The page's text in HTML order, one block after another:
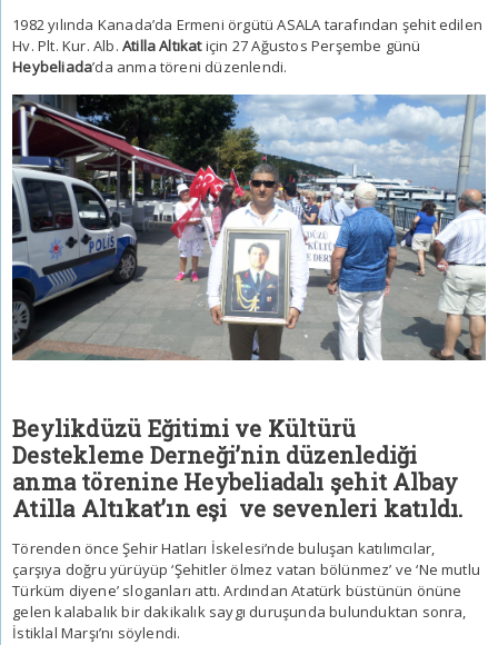
1982 yılında Kanada’da Ermeni örgütü ASALA tarafından şehit edilen
Hv. Plt. Kur. Alb. Atilla Altıkatiçin 27 Ağustos Perşembe günü
Heybeliada’da anma töreni düzenlendi.
Beylikdüzü Eğitimi ve Kültürü
Destekleme Derneği’nin düzenlediği
anma törenine Heybeliadalı şehit Albay
Atilla Altıkat’ın eşi ve sevenleri katıldı.
Törenden önce Şehir Hatları İskelesi’nde buluşan katılımcılar,
çarşıya doğru yürüyüp ‘Şehitler ölmez vatan bölünmez’ ve ‘Ne mutlu
Türküm diyene’ sloganları attı. Ardından Atatürk büstünün önüne
gelen kalabalık bir dakikalık saygı duruşunda bulunduktan sonra,
İstiklal Marşı’nı söylendi.